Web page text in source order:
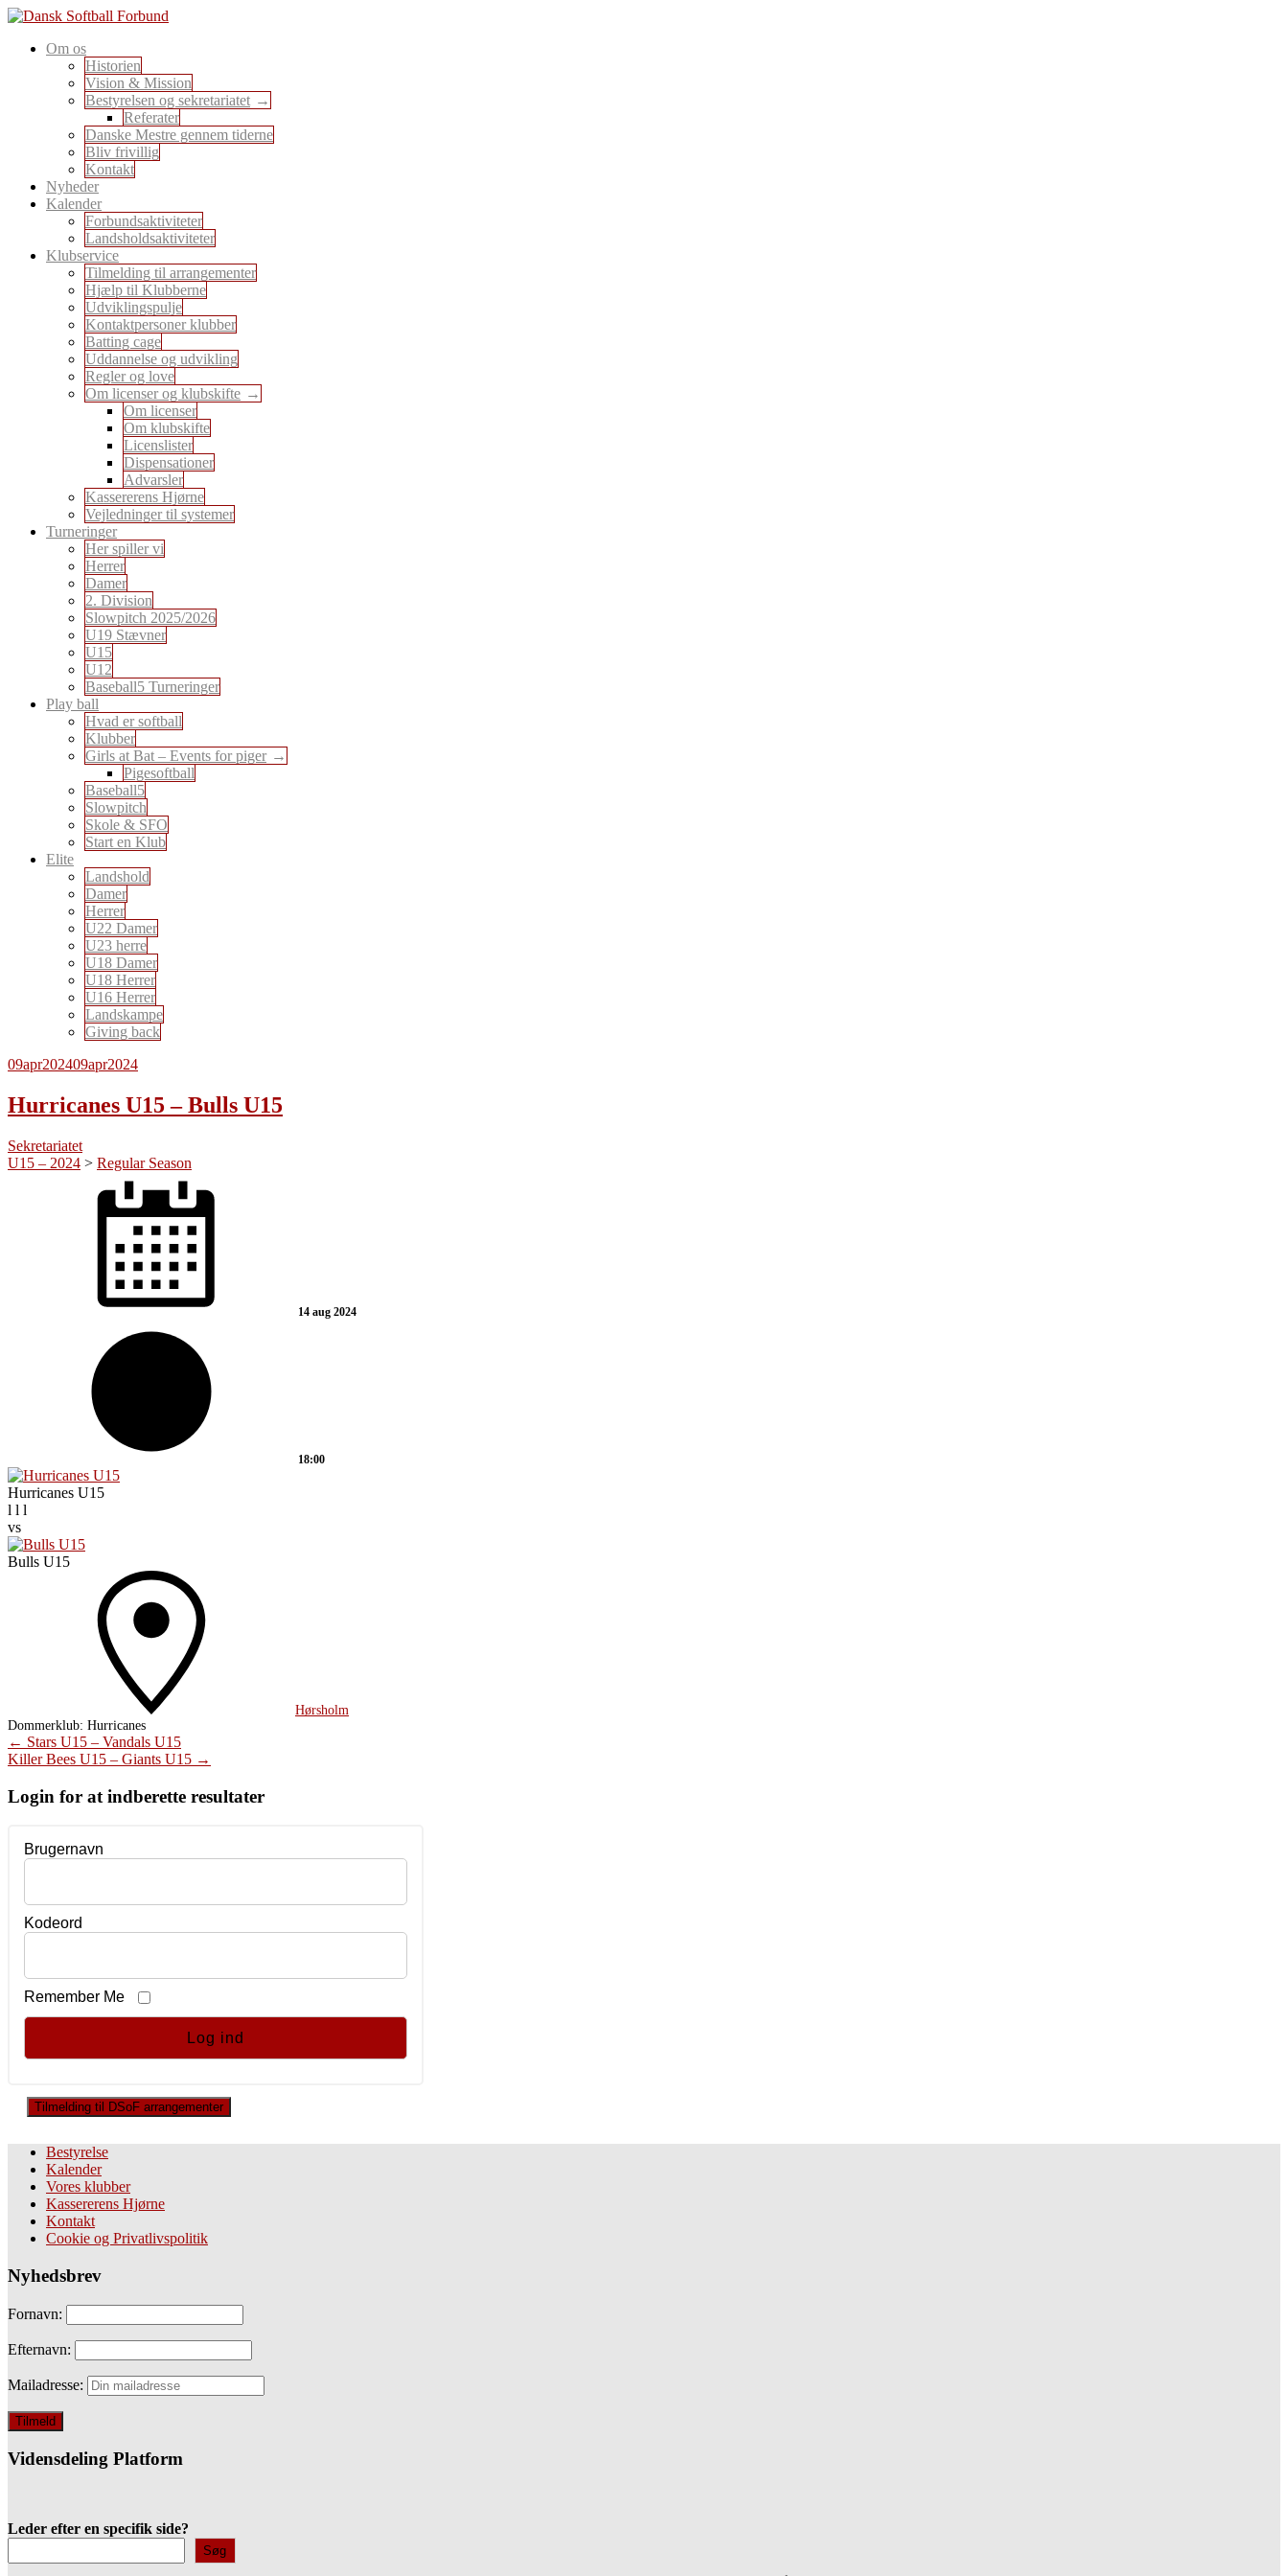
Skip
content
Dansk Softball Forbund
En sport for alle
Om os
Historien
Vision & Mission
Bestyrelsen og sekretariatet
Referater
Danske Mestre gennem tiderne
Bliv frivillig
Kontakt
Nyheder
Kalender
Forbundsaktiviteter
Landsholdsaktiviteter
Klubservice
Tilmelding til arrangementer
Hjælp til Klubberne
Udviklingspulje
Kontaktpersoner klubber
Batting cage
Uddannelse og udvikling
Regler og love
Om licenser og klubskifte
Om licenser
Om klubskifte
Licenslister
Dispensationer
Advarsler
Kassererens Hjørne
Vejledninger til systemer
Turneringer
Her spiller vi
Herrer
Damer
2. Division
Slowpitch 2025/2026
U19 Stævner
U15
U12
Baseball5 Turneringer
Play ball
Hvad er softball
Klubber
Girls at Bat – Events for piger
Pigesoftball
Baseball5
Slowpitch
Skole & SFO
Start en Klub
Elite
Landshold
Damer
Herrer
U22 Damer
U23 herre
U18 Damer
U18 Herrer
U16 Herrer
Landskampe
Giving back
09apr202409apr2024
Hurricanes U15 – Bulls U15
Sekretariatet
U15 – 2024 > Regular Season
14 aug 2024
18:00
Hurricanes U15
l l l
vs
Bulls U15
Hørsholm
Dommerklub: Hurricanes
Post
navigation
← Stars U15 – Vandals U15
Killer Bees U15 – Giants U15 →
Login for at indberette resultater
Brugernavn
Kodeord
Remember Me
Tilmelding til DSoF arrangementer
Bestyrelse
Kalender
Vores klubber
Kassererens Hjørne
Kontakt
Cookie og Privatlivspolitik
Nyhedsbrev
Fornavn:
Efternavn:
Mailadresse:
Vidensdeling Platform
Leder efter en specifik side?
Søg